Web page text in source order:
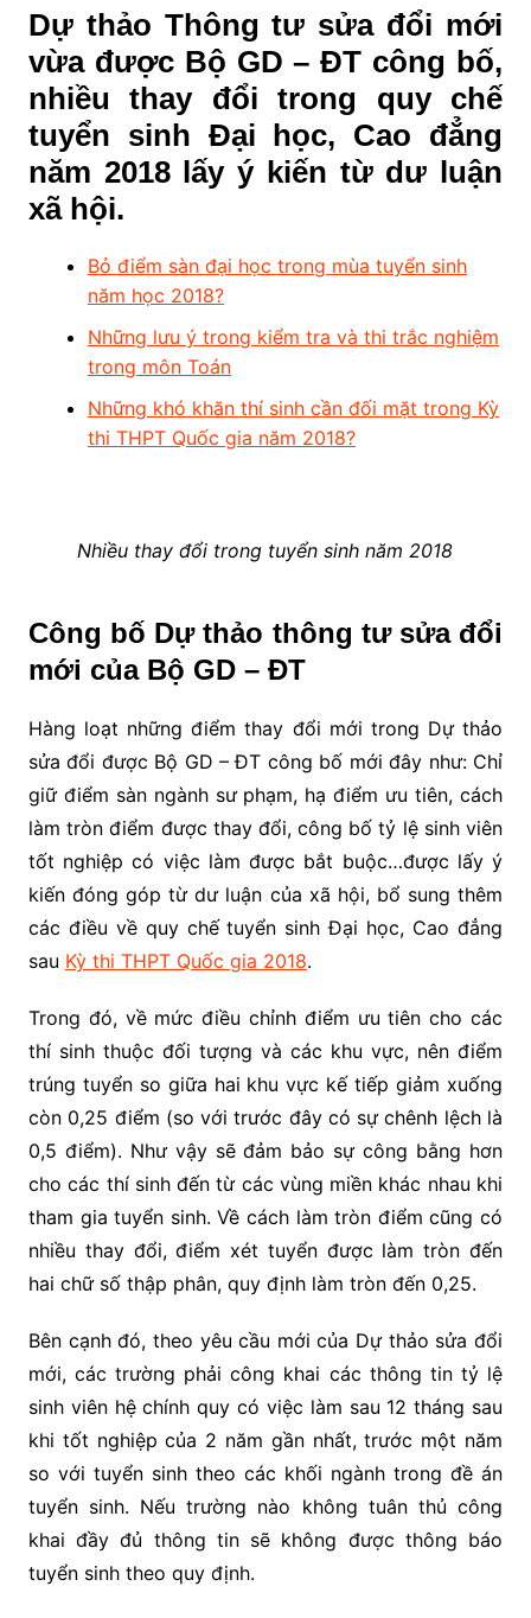
Dự thảo Thông tư sửa đổi mới
vừa được Bộ GD – ĐT công bố,
nhiều thay đổi trong quy chế
tuyển sinh Đại học, Cao đẳng
năm 2018 lấy ý kiến từ dư luận
xã hội.
Bỏ điểm sàn đại học trong mùa tuyển sinh
năm học 2018?
Những lưu ý trong kiểm tra và thi trắc nghiệm
trong môn Toán
Những khó khăn thí sinh cần đối mặt trong Kỳ
thi THPT Quốc gia năm 2018?
Nhiều thay đổi trong tuyển sinh năm 2018
Công bố Dự thảo thông tư sửa đổi
mới của Bộ GD – ĐT
Hàng loạt những điểm thay đổi mới trong Dự thảo
sửa đổi được Bộ GD – ĐT công bố mới đây như: Chỉ
giữ điểm sàn ngành sư phạm, hạ điểm ưu tiên, cách
làm tròn điểm được thay đổi, công bố tỷ lệ sinh viên
tốt nghiệp có việc làm được bắt buộc…được lấy ý
kiến đóng góp từ dư luận của xã hội, bổ sung thêm
các điều về quy chế tuyển sinh Đại học, Cao đẳng
sau Kỳ thi THPT Quốc gia 2018.
Trong đó, về mức điều chỉnh điểm ưu tiên cho các
thí sinh thuộc đối tượng và các khu vực, nên điểm
trúng tuyển so giữa hai khu vực kế tiếp giảm xuống
còn 0,25 điểm (so với trước đây có sự chênh lệch là
0,5 điểm). Như vậy sẽ đảm bảo sự công bằng hơn
cho các thí sinh đến từ các vùng miền khác nhau khi
tham gia tuyển sinh. Về cách làm tròn điểm cũng có
nhiều thay đổi, điểm xét tuyển được làm tròn đến
hai chữ số thập phân, quy định làm tròn đến 0,25.
Bên cạnh đó, theo yêu cầu mới của Dự thảo sửa đổi
mới, các trường phải công khai các thông tin tỷ lệ
sinh viên hệ chính quy có việc làm sau 12 tháng sau
khi tốt nghiệp của 2 năm gần nhất, trước một năm
so với tuyển sinh theo các khối ngành trong đề án
tuyển sinh. Nếu trường nào không tuân thủ công
khai đầy đủ thông tin sẽ không được thông báo
tuyển sinh theo quy định.